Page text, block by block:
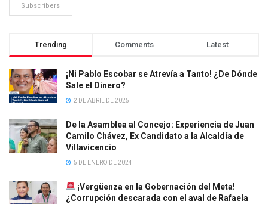
Subscribers
Trending Comments Latest
¡Ni Pablo Escobar se Atrevía a Tanto! ¿De Dónde
Sale el Dinero?
2 DE ABRIL DE 2025
De la Asamblea al Concejo: Experiencia de Juan
Camilo Chávez, Ex Candidato a la Alcaldía de
Villavicencio
5 DE ENERO DE 2024
¡Vergüenza en la Gobernación del Meta!
¿Corrupción descarada con el aval de Rafaela